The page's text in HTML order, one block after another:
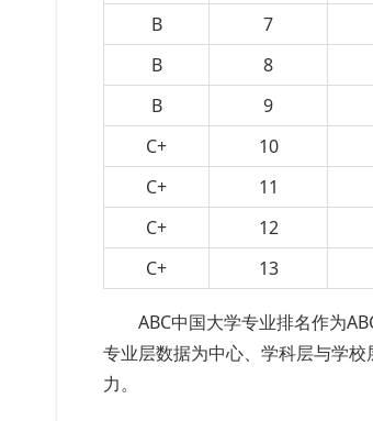
B
7
B
8
B
9
C+
10
C+
11
C+
12
C+
13
ABC中国大学专业排名作为
专业层数据为中心、学科层与学校
力。